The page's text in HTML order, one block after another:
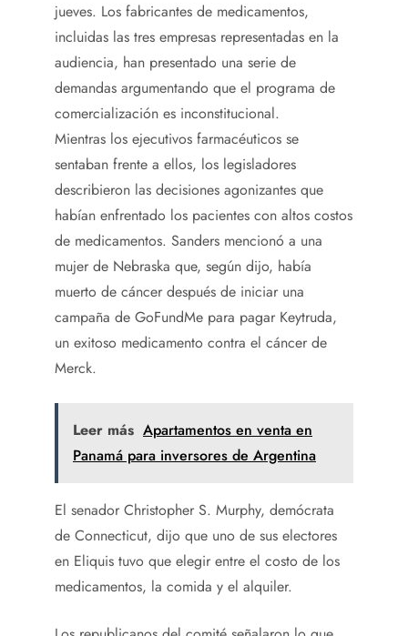
jueves. Los fabricantes de medicamentos,
incluidas las tres empresas representadas en la
audiencia, han presentado una serie de
demandas argumentando que el programa de
comercialización es inconstitucional.
Mientras los ejecutivos farmacéuticos se
sentaban frente a ellos, los legisladores
describieron las decisiones agonizantes que
habían enfrentado los pacientes con altos costos
de medicamentos. Sanders mencionó a una
mujer de Nebraska que, según dijo, había
muerto de cáncer después de iniciar una
campaña de GoFundMe para pagar Keytruda,
un exitoso medicamento contra el cáncer de
Merck.
Leer más Apartamentos en venta en
Panamá para inversores de Argentina
El senador Christopher S. Murphy, demócrata
de Connecticut, dijo que uno de sus electores
en Eliquis tuvo que elegir entre el costo de los
medicamentos, la comida y el alquiler.